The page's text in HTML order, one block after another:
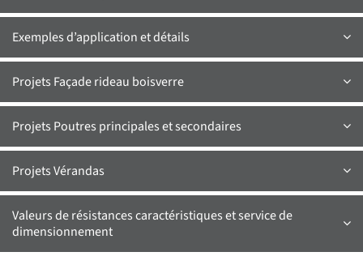
Exemples d’application et détails
Projets Façade rideau boisverre
Projets Poutres principales et secondaires
Projets Vérandas
Valeurs de résistances caractéristiques et service de
dimensionnement